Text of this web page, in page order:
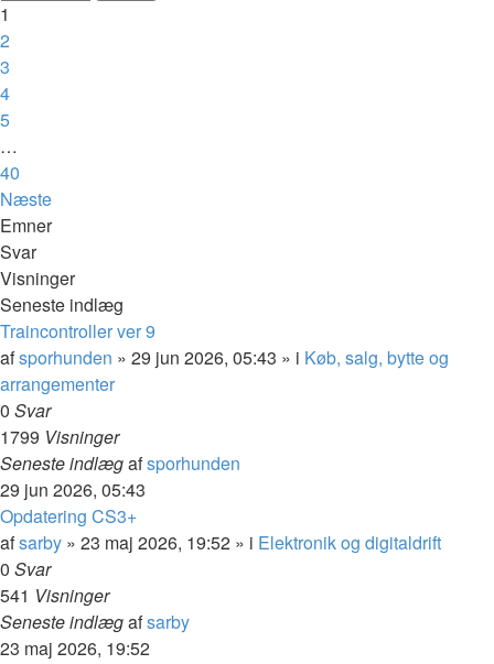
1
2
3
4
5
…
40
Næste
Emner
Svar
Visninger
Seneste indlæg
Traincontroller ver 9
afsporhunden » 29 jun 2026, 05:43 » i Køb, salg, bytte og
arrangementer
0 Svar
1799 Visninger
Seneste indlægafsporhunden
29 jun 2026, 05:43
Opdatering CS3+
afsarby » 23 maj 2026, 19:52 » i Elektronik og digitaldrift
0 Svar
541 Visninger
Seneste indlægafsarby
23 maj 2026, 19:52